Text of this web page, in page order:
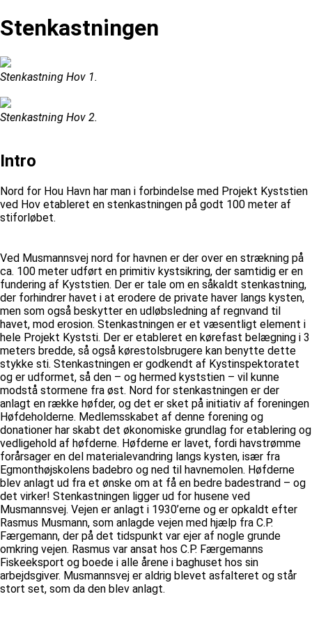
Stenkastningen
Stenkastning Hov 1.
Stenkastning Hov 2.
Intro
Nord for Hou Havn har man i forbindelse med Projekt Kyststien
ved Hov etableret en stenkastningen på godt 100 meter af
stiforløbet.
Ved Musmannsvej nord for havnen er der over en strækning på
ca. 100 meter udført en primitiv kystsikring, der samtidig er en
fundering af Kyststien. Der er tale om en såkaldt stenkastning,
der forhindrer havet i at erodere de private haver langs kysten,
men som også beskytter en udløbsledning af regnvand til
havet, mod erosion. Stenkastningen er et væsentligt element i
hele Projekt Kyststi. Der er etableret en kørefast belægning i 3
meters bredde, så også kørestolsbrugere kan benytte dette
stykke sti. Stenkastningen er godkendt af Kystinspektoratet
og er udformet, så den – og hermed kyststien – vil kunne
modstå stormene fra øst. Nord for stenkastningen er der
anlagt en række høfder, og det er sket på initiativ af foreningen
Høfdeholderne. Medlemsskabet af denne forening og
donationer har skabt det økonomiske grundlag for etablering og
vedligehold af høfderne. Høfderne er lavet, fordi havstrømme
forårsager en del materialevandring langs kysten, især fra
Egmonthøjskolens badebro og ned til havnemolen. Høfderne
blev anlagt ud fra et ønske om at få en bedre badestrand – og
det virker! Stenkastningen ligger ud for husene ved
Musmannsvej. Vejen er anlagt i 1930’erne og er opkaldt efter
Rasmus Musmann, som anlagde vejen med hjælp fra C.P.
Færgemann, der på det tidspunkt var ejer af nogle grunde
omkring vejen. Rasmus var ansat hos C.P. Færgemanns
Fiskeeksport og boede i alle årene i baghuset hos sin
arbejdsgiver. Musmannsvej er aldrig blevet asfalteret og står
stort set, som da den blev anlagt.